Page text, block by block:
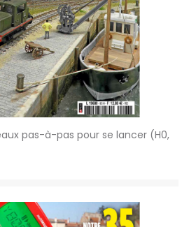
pas-à-pas pour se lancer (H0,